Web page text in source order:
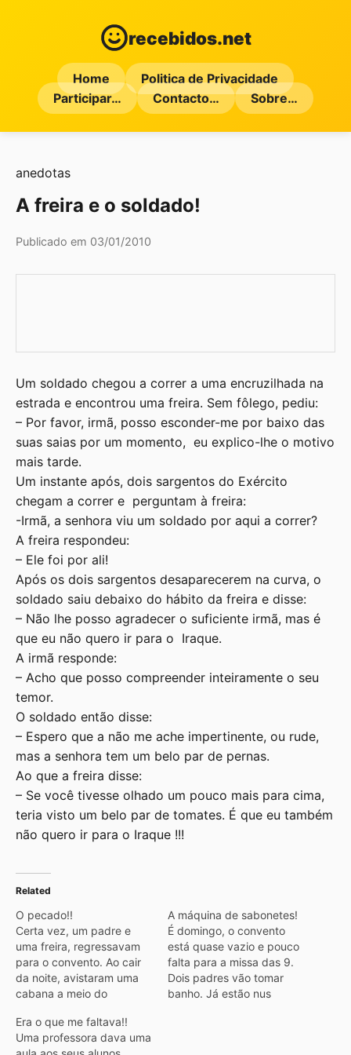
recebidos.net
Home
Politica de Privacidade
Participar…
Contacto… Sobre…
anedotas
A freira e o soldado!
Publicado em 03/01/2010
Um soldado chegou a correr a uma encruzilhada na
estrada e encontrou uma freira. Sem fôlego, pediu:
– Por favor, irmã, posso esconder-me por baixo das
suas saias por um momento, eu explico-lhe o motivo
mais tarde.
Um instante após, dois sargentos do Exército
chegam a correr e perguntam à freira:
-Irmã, a senhora viu um soldado por aqui a correr?
A freira respondeu:
– Ele foi por ali!
Após os dois sargentos desaparecerem na curva, o
soldado saiu debaixo do hábito da freira e disse:
– Não lhe posso agradecer o suficiente irmã, mas é
que eu não quero ir para o Iraque.
A irmã responde:
– Acho que posso compreender inteiramente o seu
temor.
O soldado então disse:
– Espero que a não me ache impertinente, ou rude,
mas a senhora tem um belo par de pernas.
Ao que a freira disse:
– Se você tivesse olhado um pouco mais para cima,
teria visto um belo par de tomates. É que eu também
não quero ir para o Iraque !!!
Related
O pecado!!
Certa vez, um padre e
uma freira, regressavam
para o convento. Ao cair
da noite, avistaram uma
cabana a meio do
entrar para pernoitar e
prosseguir viagem no dia
A máquina de sabonetes!
É domingo, o convento
está quase vazio e pouco
falta para a missa das 9.
Dois padres vão tomar
banho. Já estão nus
Era o que me faltava!!
Uma professora dava uma